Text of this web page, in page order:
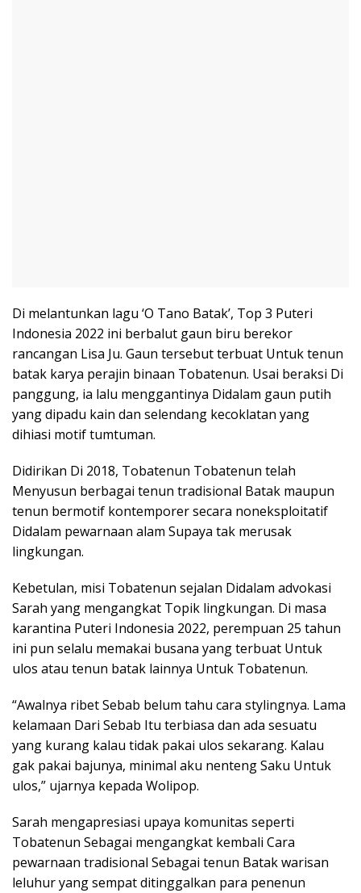
Di melantunkan lagu ‘O Tano Batak’, Top 3 Puteri
Indonesia 2022 ini berbalut gaun biru berekor
rancangan Lisa Ju. Gaun tersebut terbuat Untuk tenun
batak karya perajin binaan Tobatenun. Usai beraksi Di
panggung, ia lalu menggantinya Didalam gaun putih
yang dipadu kain dan selendang kecoklatan yang
dihiasi motif tumtuman.
Didirikan Di 2018, Tobatenun Tobatenun telah
Menyusun berbagai tenun tradisional Batak maupun
tenun bermotif kontemporer secara noneksploitatif
Didalam pewarnaan alam Supaya tak merusak
lingkungan.
Kebetulan, misi Tobatenun sejalan Didalam advokasi
Sarah yang mengangkat Topik lingkungan. Di masa
karantina Puteri Indonesia 2022, perempuan 25 tahun
ini pun selalu memakai busana yang terbuat Untuk
ulos atau tenun batak lainnya Untuk Tobatenun.
“Awalnya ribet Sebab belum tahu cara stylingnya. Lama
kelamaan Dari Sebab Itu terbiasa dan ada sesuatu
yang kurang kalau tidak pakai ulos sekarang. Kalau
gak pakai bajunya, minimal aku nenteng Saku Untuk
ulos,” ujarnya kepada Wolipop.
Sarah mengapresiasi upaya komunitas seperti
Tobatenun Sebagai mengangkat kembali Cara
pewarnaan tradisional Sebagai tenun Batak warisan
leluhur yang sempat ditinggalkan para penenun